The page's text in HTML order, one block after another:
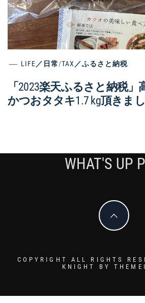
LIFE／日常/TAX／ふるさと納税
「2023楽天ふるさと納税
かつおタタキ1.7 kg頂きま
WHAT'S UP
COPYRIGHT ALL RIGHTS
KNIGHT BY